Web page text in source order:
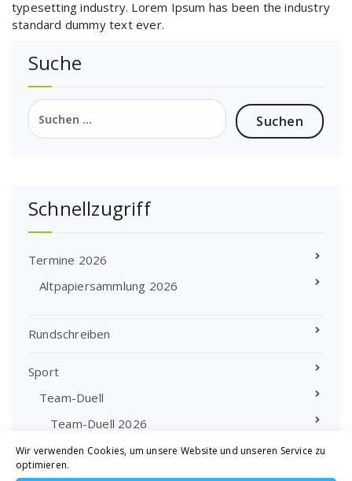
Wir verwenden Cookies, um unsere Website und unseren Service zu
optimieren.
typesetting industry. Lorem Ipsum has been the industry
standard dummy text ever.
Suche
Suchen
nach:
Schnellzugriff
Termine 2026
Altpapiersammlung 2026
Rundschreiben
Sport
Team-Duell
Team-Duell 2026
Rangliste